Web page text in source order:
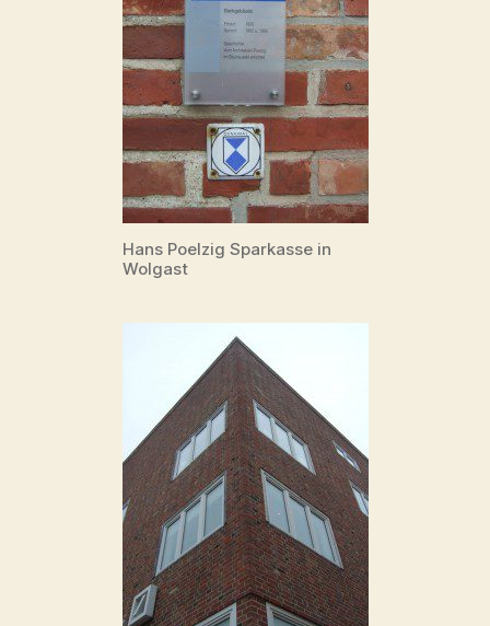
Hans Poelzig Sparkasse in
Wolgast